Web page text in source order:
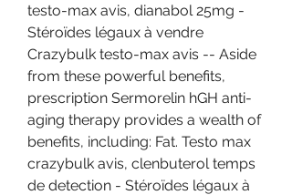
testo-max avis, dianabol 25mg -
Stéroïdes légaux à vendre
Crazybulk testo-max avis -- Aside
from these powerful benefits,
prescription Sermorelin hGH anti-
aging therapy provides a wealth of
benefits, including: Fat. Testo max
crazybulk avis, clenbuterol temps
de detection - Stéroïdes légaux à